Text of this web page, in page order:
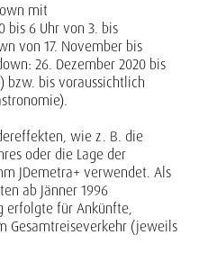
mit
bis 6 Uhr von 3. bis
von 17. November bis
26. Dezember 2020 bis
bzw. bis voraussichtlich
wie z. B. die
oder die Lage der
JDemetra+ verwendet. Als
ab Jänner 1996
erfolgte für Ankünfte,
Gesamtreiseverkehr (jeweils